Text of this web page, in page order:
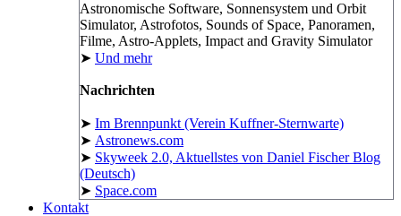
Astronomische Software, Sonnensystem und Orbit
Simulator, Astrofotos, Sounds of Space, Panoramen,
Filme, Astro-Applets, Impact and Gravity Simulator
➤ Und mehr
Nachrichten
➤ Im Brennpunkt (Verein Kuffner-Sternwarte)
➤ Astronews.com
➤ Skyweek 2.0, Aktuellstes von Daniel Fischer Blog
(Deutsch)
➤ Space.com
Kontakt